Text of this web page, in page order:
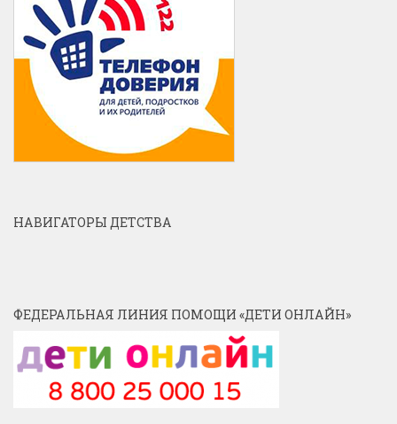
НАВИГАТОРЫ ДЕТСТВА
ФЕДЕРАЛЬНАЯ ЛИНИЯ ПОМОЩИ «ДЕТИ ОНЛАЙН»